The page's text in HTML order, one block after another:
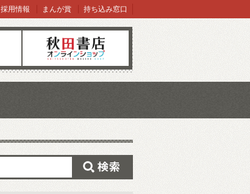
オンラインショップ
採用情報 まんが賞 持ち込み窓口